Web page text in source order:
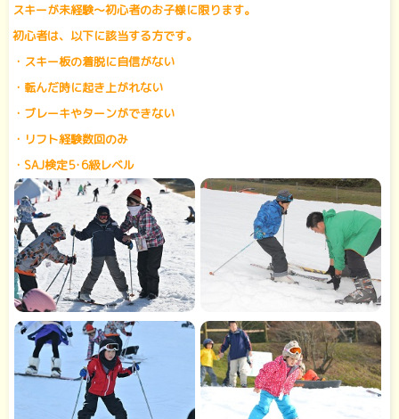
スキーが未経験～初心者のお子様に限ります。
初心者は、以下に該当する方です。
・スキー板の着脱に自信がない
・転んだ時に起き上がれない
・ブレーキやターンができない
・リフト経験数回のみ
・SAJ検定5･6級レベル